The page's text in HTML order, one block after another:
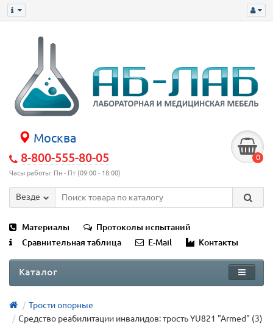
Москва
8-800-555-80-05
Часы работы: Пн - Пт (09:00 - 18:00)
0
Везде
Материалы
Протоколы испытаний
Сравнительная таблица
E-Mail Контакты
Каталог
Трости опорные
Средство реабилитации инвалидов: трость YU821 "Armed" (3)